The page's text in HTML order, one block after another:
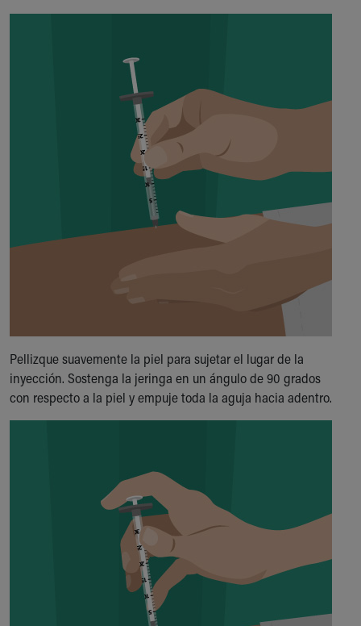
Pellizque suavemente la piel para sujetar el lugar de la
inyección. Sostenga la jeringa en un ángulo de 90 grados
con respecto a la piel y empuje toda la aguja hacia adentro.